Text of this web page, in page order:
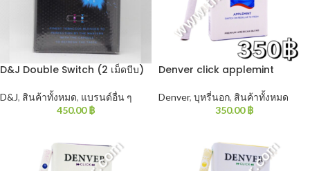
D&J Double Switch (2 เม็ดบีบ)
D&J, สินค้าทั้งหมด, แบรนด์อื่น ๆ
450.00฿
Denver click applemint
Denver, บุหรี่นอก, สินค้าทั้งหมด
350.00฿